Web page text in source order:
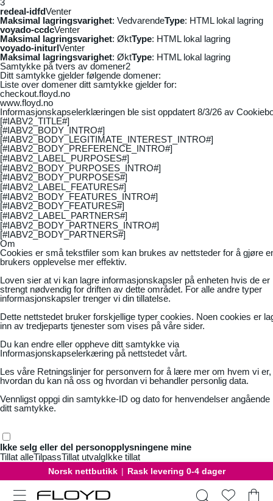
redeal-idfdVenter
Maksimal lagringsvarighet: VedvarendeType: HTML lokal lagring
voyado-ccdcVenter
Maksimal lagringsvarighet: ØktType: HTML lokal lagring
voyado-initurlVenter
Maksimal lagringsvarighet: ØktType: HTML lokal lagring
Samtykke på tvers av domener2
Ditt samtykke gjelder følgende domener:
Liste over domener ditt samtykke gjelder for:
checkout.floyd.no
www.floyd.no
Informasjonskapselerklæringen ble sist oppdatert 8/3/26 av
[#IABV2_TITLE#]
[#IABV2_BODY_INTRO#]
[#IABV2_BODY_LEGITIMATE_INTEREST_INTRO#]
[#IABV2_BODY_PREFERENCE_INTRO#]
[#IABV2_LABEL_PURPOSES#]
[#IABV2_BODY_PURPOSES_INTRO#]
[#IABV2_BODY_PURPOSES#]
[#IABV2_LABEL_FEATURES#]
[#IABV2_BODY_FEATURES_INTRO#]
[#IABV2_BODY_FEATURES#]
[#IABV2_LABEL_PARTNERS#]
[#IABV2_BODY_PARTNERS_INTRO#]
[#IABV2_BODY_PARTNERS#]
Om
Cookies er små tekstfiler som kan brukes av nettsteder for å gjøre
brukers opplevelse mer effektiv.
Loven sier at vi kan lagre informasjonskapsler på enheten hvis de er
strengt nødvendig for driften av dette området. For alle andre typer
informasjonskapsler trenger vi din tillatelse.
Dette nettstedet bruker forskjellige typer cookies. Noen cookies er
inn av tredjeparts tjenester som vises på våre sider.
Du kan endre eller oppheve ditt samtykke via
Informasjonskapselerkæring på nettstedet vårt.
Les våre Retningslinjer for personvern for å lære mer om hvem vi er,
hvordan du kan nå oss og hvordan vi behandler personlig data.
Vennligst oppgi din samtykke-ID og dato for henvendelser angående
ditt samtykke.
Ikke selg eller del personopplysningene mine
Tillat alleTilpassTillat utvalgIkke tillat
Norsk nettbutikk | Rask levering 0-4 dager